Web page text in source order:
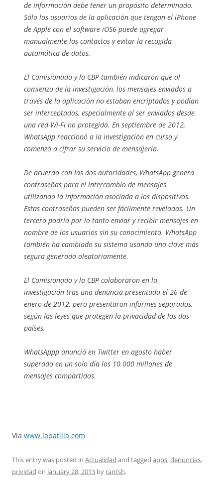
de información debe tener un propósito determinado.
Sólo los usuarios de la aplicación que tengan el iPhone
de Apple con el software iOS6 puede agregar
manualmente los contactos y evitar la recogida
automática de datos.
El Comisionado y la CBP también indicaron que al
comienzo de la investigación, los mensajes enviados a
través de la aplicación no estaban encriptados y podían
ser interceptados, especialmente al ser enviados desde
una red Wi-Fi no protegida. En septiembre de 2012,
WhatsApp reaccionó a la investigación en curso y
comenzó a cifrar su servicio de mensajería.
De acuerdo con las dos autoridades, WhatsApp genera
contraseñas para el intercambio de mensajes
utilizando la información asociada a los dispositivos.
Estas contraseñas pueden ser fácilmente reveladas. Un
tercero podría por lo tanto enviar y recibir mensajes en
nombre de los usuarios sin su conocimiento. WhatsApp
también ha cambiado su sistema usando una clave más
segura generada aleatoriamente.
El Comisionado y la CBP colaboraron en la
investigación tras una denuncia presentada el 26 de
enero de 2012, pero presentaron informes separados,
según las leyes que protegen la privacidad de los dos
países.
WhatsAppp anunció en Twitter en agosto haber
superado en un solo día los 10.000 millones de
mensajes compartidos.
Via www.lapatilla.com
This entry was posted in Actualidad and tagged apps,denuncias,
prividad on January 28, 2013 by rantsh.